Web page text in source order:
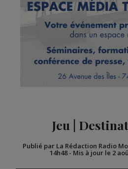
Jeu |
Publié par La Rédaction Radio
14h48- Mis à jour le 2